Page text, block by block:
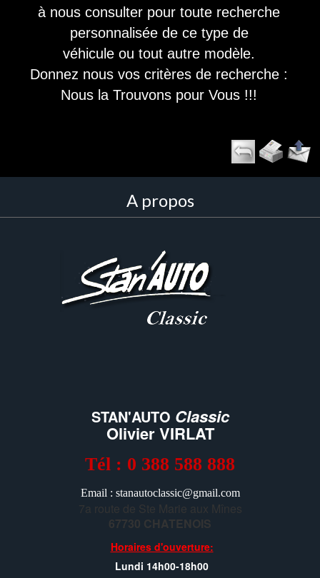
à nous consulter pour toute recherche
personnalisée de ce type de
véhicule ou tout autre modèle.
Donnez nous vos critères de recherche :
Nous la Trouvons pour Vous !!!
A propos
STAN'AUTO Classic
Olivier VIRLAT
Tél : 0 388 588 888
Email : stanautoclassic@gmail.com
7a route de Ste Marie aux Mînes
67730 CHATENOIS
Horaires d'ouverture:
Lundi 14h00-18h00